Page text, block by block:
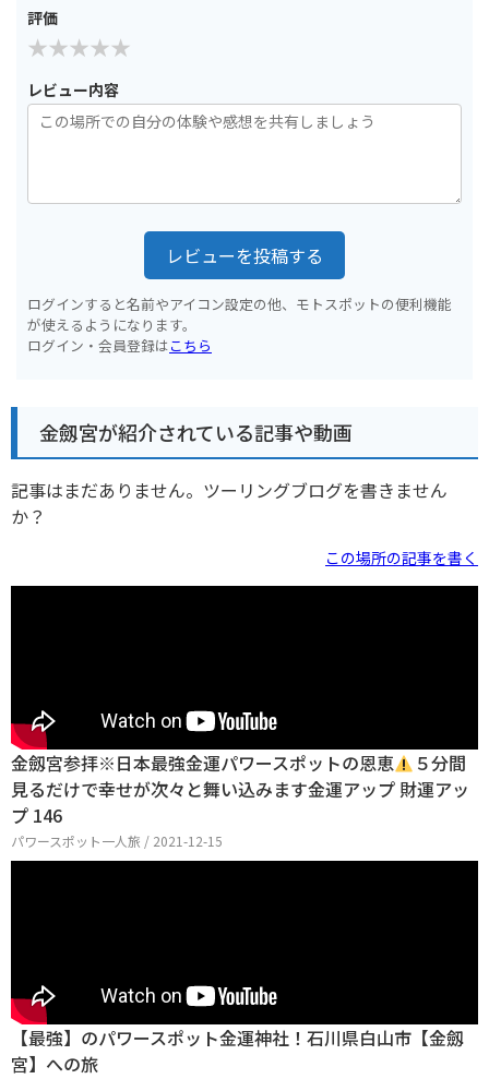
評価
レビュー内容
レビューを投稿する
ログインすると名前やアイコン設定の他、モトスポットの便利機能
が使えるようになります。
ログイン・会員登録はこちら
金劔宮が紹介されている記事や動画
記事はまだありません。ツーリングブログを書きません
か？
この場所の記事を書く
金劔宮参拝※日本最強金運パワースポットの恩恵
５分間
見るだけで幸せが次々と舞い込みます金運アップ 財運アッ
プ 146
パワースポット一人旅 / 2021-12-15
【最強】のパワースポット金運神社！石川県白山市【金劔
宮】への旅